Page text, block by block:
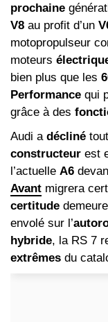
prochaine
V8 au profit d’un
motopropulseur
moteurs
bien plus que les
Performance qui
grâce à des
Audi a décliné
constructeur est
l’actuelle A6
Avant migrera
certitude
envolé sur l’
hybride, la RS 7
extrêmes du